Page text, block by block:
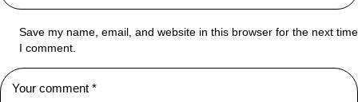
Save my name, email, and website in this browser for the next time
I comment.